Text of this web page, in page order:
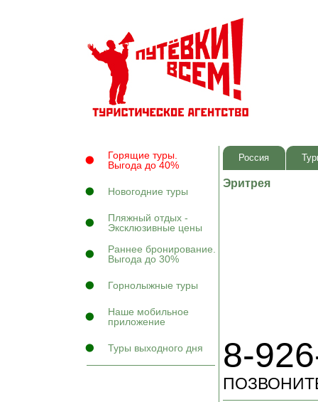
Горящие туры.
Выгода до 40%
Новогодние туры
Пляжный отдых -
Эксклюзивные цены
Раннее бронирование.
Выгода до 30%
Горнолыжные туры
Наше мобильное
приложение
Туры выходного дня
Россия
Эритрея
8-